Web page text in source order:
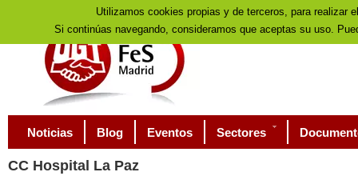
Noticias Blog Eventos Sectores
CC Hospital La Paz
Utilizamos cookies propias y de terceros, para realizar
Si continúas navegando, consideramos que aceptas su uso.